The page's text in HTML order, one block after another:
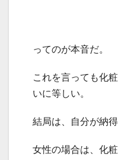
ってのが本音だ。
これを言っても化
いに等しい。
結局は、自分が納
女性の場合は、化